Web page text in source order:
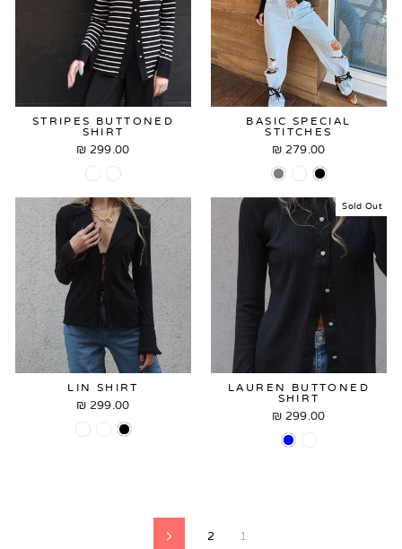
BASIC SPECIAL
STITCHES
279.00 ₪
STRIPES BUTTONED
SHIRT
299.00 ₪
Sold Out
LAUREN BUTTONED
SHIRT
299.00 ₪
LIN SHIRT
299.00 ₪
1
2
Next